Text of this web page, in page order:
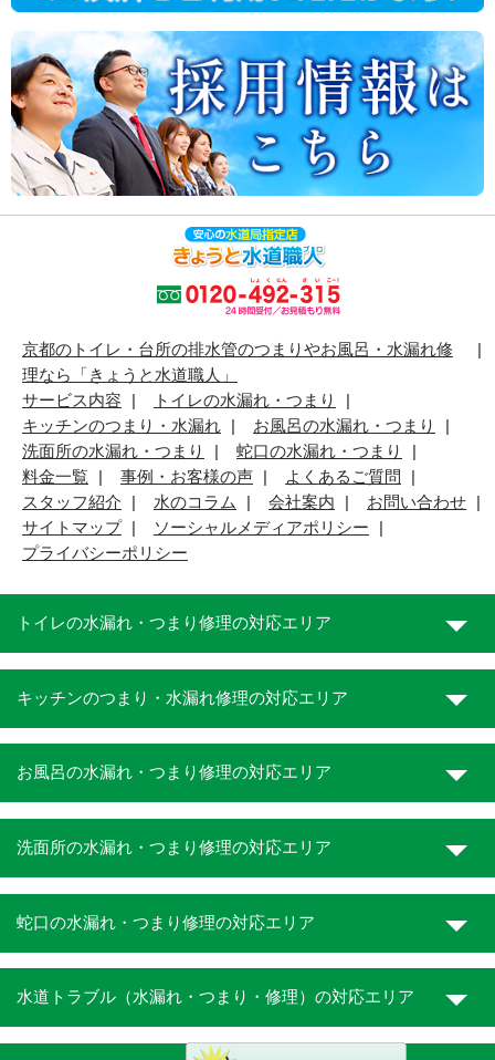
京都のトイレ・台所の排水管のつまりやお風呂・水漏れ修
理なら「きょうと水道職人」
サービス内容
トイレの水漏れ・つまり
キッチンのつまり・水漏れ
お風呂の水漏れ・つまり
洗面所の水漏れ・つまり
蛇口の水漏れ・つまり
料金一覧
事例・お客様の声
よくあるご質問
スタッフ紹介
水のコラム 会社案内
お問い合わせ
サイトマップ
ソーシャルメディアポリシー
プライバシーポリシー
トイレの水漏れ・つまり修理の対応エリア
キッチンのつまり・水漏れ修理の対応エリア
お風呂の水漏れ・つまり修理の対応エリア
洗面所の水漏れ・つまり修理の対応エリア
蛇口の水漏れ・つまり修理の対応エリア
水道トラブル（水漏れ・つまり・修理）の対応エリア